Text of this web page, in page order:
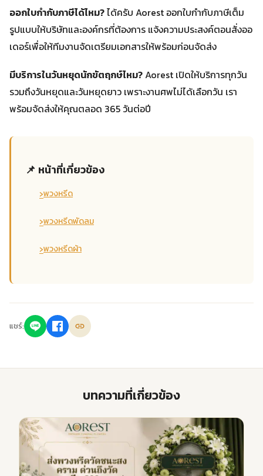
ออกใบกำกับภาษีได้ไหม?ได้ครับ Aorest ออกใบกำกับภาษีเต็ม
รูปแบบให้บริษัทและองค์กรที่ต้องการ แจ้งความประสงค์ตอนสั่งออ
เดอร์เพื่อให้ทีมงานจัดเตรียมเอกสารให้พร้อมก่อนจัดส่ง
มีบริการในวันหยุดนักขัตฤกษ์ไหม?Aorest เปิดให้บริการทุกวัน
รวมถึงวันหยุดและวันหยุดยาว เพราะงานศพไม่ได้เลือกวัน เรา
พร้อมจัดส่งให้คุณตลอด 365 วันต่อปี
📌 หน้าที่เกี่ยวข้อง
›พวงหรีด
›พวงหรีดพัดลม
›พวงหรีดผ้า
แชร์:
บทความที่เกี่ยวข้อง